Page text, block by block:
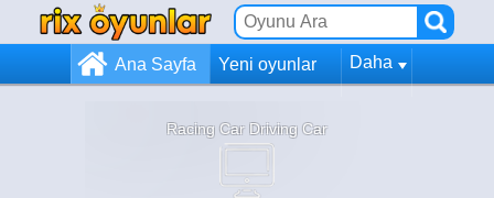
Ana Sayfa Yeni oyunlar Daha
Racing Car Driving Car